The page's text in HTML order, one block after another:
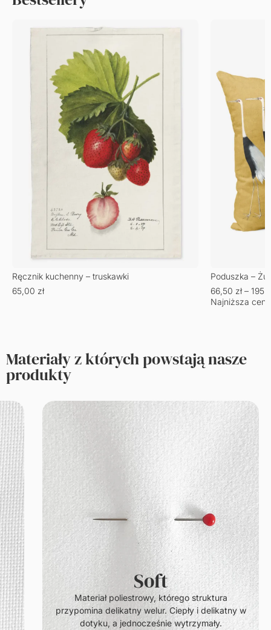
Ręcznik kuchenny – truskawki
65,00 zł
Poduszka –
66,50 zł –
Najniższa
Materiały z których powstają nasze
produkty
Soft
Materiał poliestrowy, którego struktura
przypomina delikatny welur. Ciepły i delikatny w
dotyku, a jednocześnie wytrzymały.